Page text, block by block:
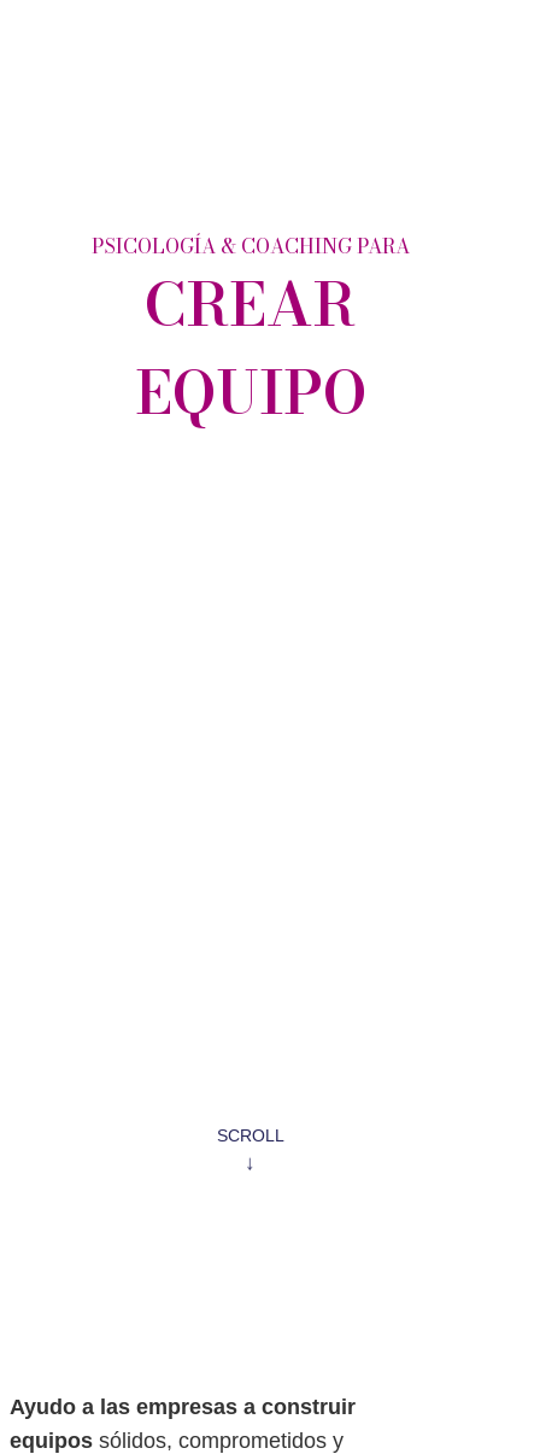
PSICOLOGÍA & COACHING PARA
CREAR
EQUIPO
SCROLL
Ayudo a las empresas a construir
equipos sólidos, comprometidos y